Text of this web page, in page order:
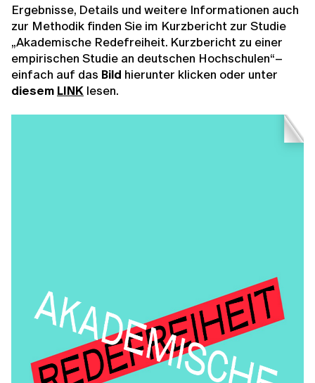
Ergebnisse, Details und weitere Informationen auch
zur Methodik finden Sie im Kurzbericht zur Studie
„Akademische Redefreiheit. Kurzbericht zu einer
empirischen Studie an deutschen Hochschulen“–
einfach auf das Bild hierunter klicken oder unter
diesem LINK lesen.